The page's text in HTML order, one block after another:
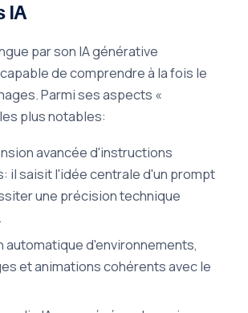
IA
par son IA générative
de comprendre à la fois le
Parmi ses aspects «
plus notables:
avancée d'instructions
il saisit l'idée centrale d'un prompt
une précision technique
automatique d'environnements,
et animations cohérents avec le